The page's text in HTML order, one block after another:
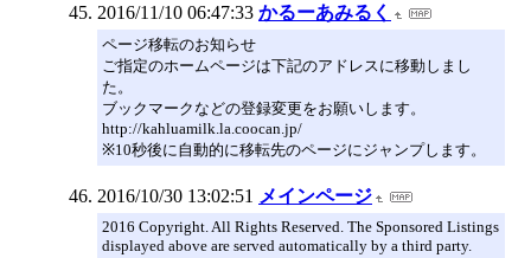
2016/11/10 06:47:33 かるーあみるく
ページ移転のお知らせ
ご指定のホームページは下記のアドレスに移動しまし
た。
ブックマークなどの登録変更をお願いします。
http://kahluamilk.la.coocan.jp/
※10秒後に自動的に移転先のページにジャンプします。
2016/10/30 13:02:51 メインページ
2016 Copyright. All Rights Reserved. The Sponsored Listings
displayed above are served automatically by a third party.